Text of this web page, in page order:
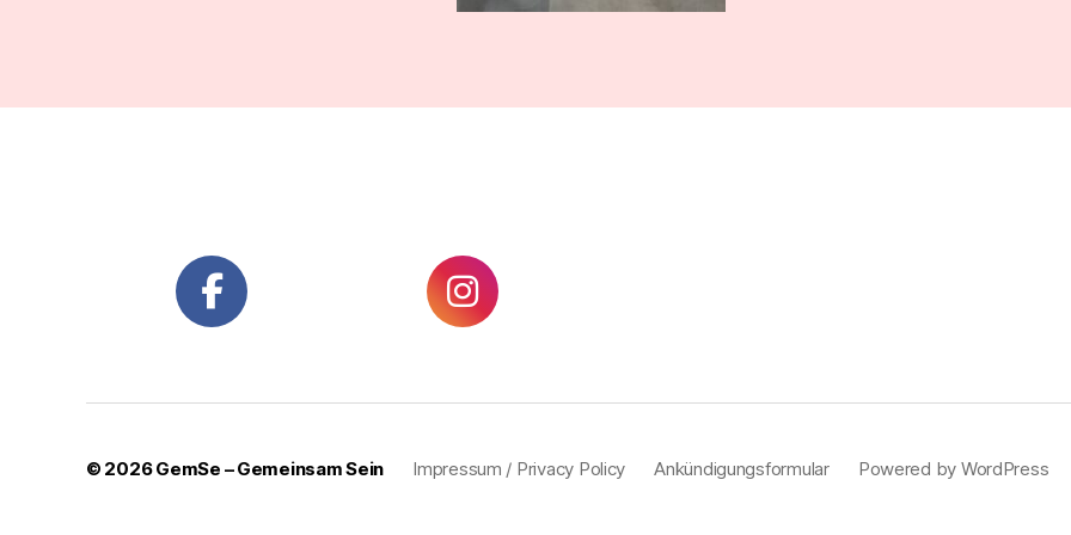
© 2026GemSe – Gemeinsam Sein Impressum / Privacy Policy Ankündigungsformular Powered by WordPress